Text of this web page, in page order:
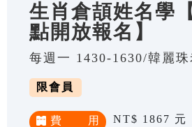
生肖倉頡姓名學
點開放報名】
每週一 1430-1630/韓麗珠
限會員
費 用 NT$ 1867 元